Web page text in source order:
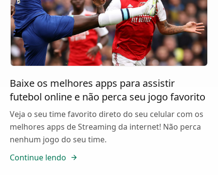
Baixe os melhores apps para assistir
futebol online e não perca seu jogo favorito
Veja o seu time favorito direto do seu celular com os
melhores apps de Streaming da internet! Não perca
nenhum jogo do seu time.
Continue lendo